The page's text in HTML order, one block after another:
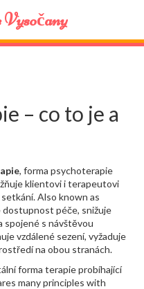
Vysočany
– co to je a
, forma psychoterapie
klientovi i terapeutovi
. Also known as
dostupnost péče, snižuje
spojené s návštěvou
vzdálené sezení, vyžaduje
na obou stranách.
forma terapie probíhající
many principles with